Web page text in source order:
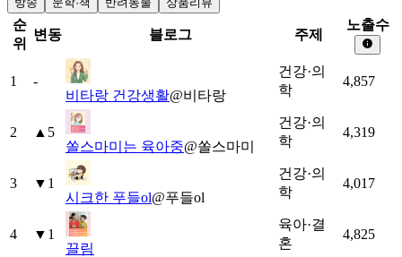
순
위
변동 블로그 주제
노출수
1
-
비타랑 건강생활@비타랑
건강·의
학
4,857
2 ▲ 5
쏠스마미는 육아중@쏠스마미
건강·의
학
4,319
3 ▼ 1
시크한 푸들ol@푸들ol
건강·의
학
4,017
4 ▼ 1
끌림
육아·결
혼
4,825